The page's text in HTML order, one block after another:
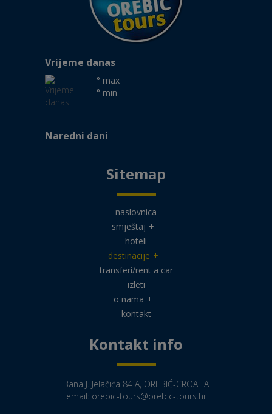
Vrijeme danas
° max
° min
Naredni dani
Sitemap
naslovnica
smještaj +
hoteli
destinacije +
transferi/rent a car
izleti
o nama +
kontakt
Kontakt info
Bana J. Jelačića 84 A, OREBIĆ-CROATIA
email: orebic-tours@orebic-tours.hr